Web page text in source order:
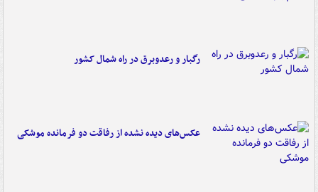
رگبار و رعدوبرق در راه شمال کشور
عکس‌های دیده نشده از رفاقت دو فرمانده‌ موشکی